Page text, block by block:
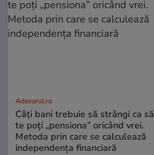
Adevarul.ro
Câți bani trebuie să strângi ca să
te poți „pensiona” oricând vrei.
Metoda prin care se calculează
independența financiară